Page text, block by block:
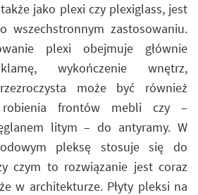
jako plexi czy plexiglass, jest
wszechstronnym zastosowaniu.
plexi obejmuje głównie
wykończenie wnętrz,
może być również
robienia frontów mebli czy –
litym – do antyramy. W
pleksę stosuje się do
czym to rozwiązanie jest coraz
w architekturze. Płyty pleksi na